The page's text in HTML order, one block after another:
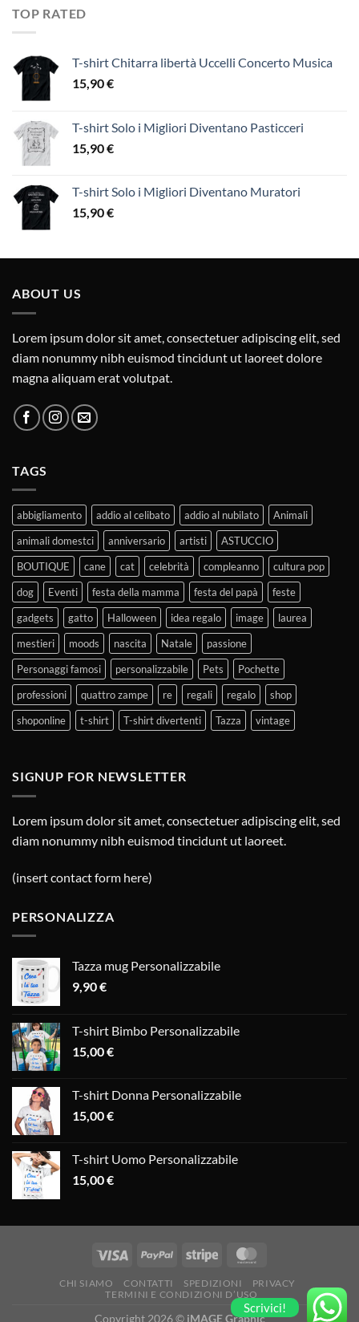
TOP RATED
T-shirt Chitarra libertà Uccelli Concerto Musica
15,90€
T-shirt Solo i Migliori Diventano Pasticceri
15,90€
T-shirt Solo i Migliori Diventano Muratori
15,90€
ABOUT US
Lorem ipsum dolor sit amet, consectetuer adipiscing elit, sed
diam nonummy nibh euismod tincidunt ut laoreet dolore
magna aliquam erat volutpat.
TAGS
abbigliamento addio al celibato addio al nubilato
Animali
animali domestci
anniversario artisti
ASTUCCIO
BOUTIQUE
cane cat celebrità compleanno
cultura pop
dog
Eventi festa della mamma festa del papà
feste
gadgets
gatto Halloween idea regalo image
laurea
mestieri
moods nascita Natale
passione
Personaggi famosi
personalizzabile Pets
Pochette
professioni
quattro zampe re regali regalo
shop
shoponline
t-shirt T-shirt divertenti Tazza vintage
SIGNUP FOR NEWSLETTER
Lorem ipsum dolor sit amet, consectetuer adipiscing elit, sed
diam nonummy nibh euismod tincidunt ut laoreet.
(insert contact form here)
PERSONALIZZA
Tazza mug Personalizzabile
9,90€
T-shirt Bimbo Personalizzabile
15,00€
T-shirt Donna Personalizzabile
15,00€
T-shirt Uomo Personalizzabile
15,00€
CHI SIAMO CONTATTI SPEDIZIONI
PRIVACY
TERMINI E CONDIZIONI D’USO
Copyright 2026 © iMAGE Graphic
Scrivici!